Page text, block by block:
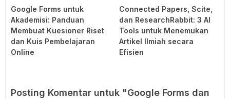
Google Forms untuk
Akademisi: Panduan
Membuat Kuesioner Riset
dan Kuis Pembelajaran
Online
Connected Papers, Scite,
dan ResearchRabbit: 3 AI
Tools untuk Menemukan
Artikel Ilmiah secara
Efisien
Posting Komentar untuk "Google Forms dan